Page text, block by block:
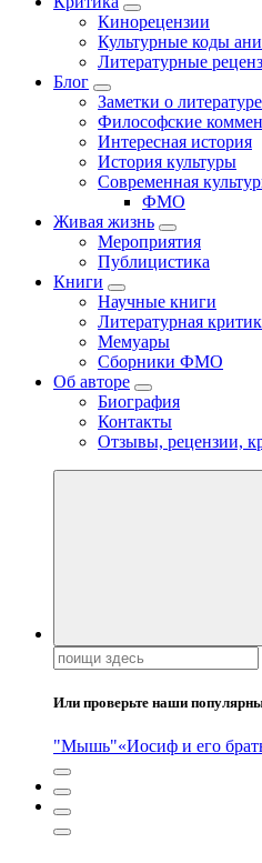
Кинорецензии
Культурные коды
Литературные
Блог
Заметки о литературе
Философские
Интересная история
История культуры
Современная
ФМО
Живая жизнь
Мероприятия
Публицистика
Книги
Научные книги
Литературная
Мемуары
Сборники ФМО
Об авторе
Биография
Контакты
Отзывы, рецензии,
Поиск:
Или проверьте наши
"Мышь"«Иосиф и его